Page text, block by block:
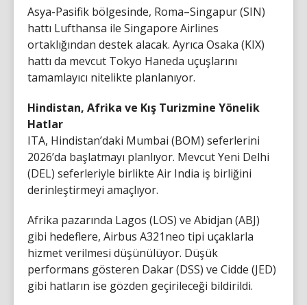
Asya-Pasifik bölgesinde, Roma–Singapur (SIN)
hattı Lufthansa ile Singapore Airlines
ortaklığından destek alacak. Ayrıca Osaka (KIX)
hattı da mevcut Tokyo Haneda uçuşlarını
tamamlayıcı nitelikte planlanıyor.
Hindistan, Afrika ve Kış Turizmine Yönelik
Hatlar
ITA, Hindistan’daki Mumbai (BOM) seferlerini
2026’da başlatmayı planlıyor. Mevcut Yeni Delhi
(DEL) seferleriyle birlikte Air India iş birliğini
derinleştirmeyi amaçlıyor.
Afrika pazarında Lagos (LOS) ve Abidjan (ABJ)
gibi hedeflere, Airbus A321neo tipi uçaklarla
hizmet verilmesi düşünülüyor. Düşük
performans gösteren Dakar (DSS) ve Cidde (JED)
gibi hatların ise gözden geçirileceği bildirildi.